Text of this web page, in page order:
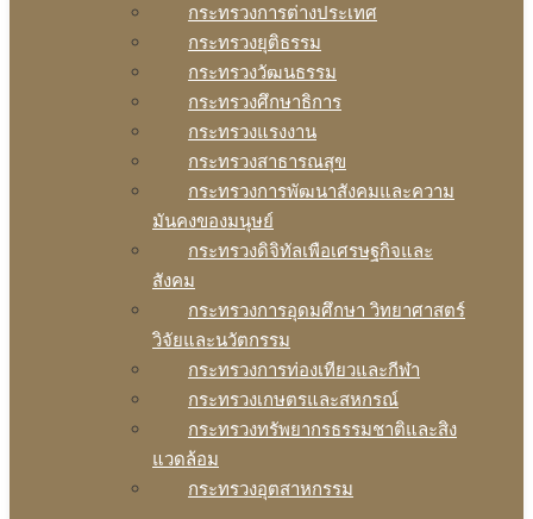
กระทรวงการต่างประเทศ
กระทรวงยุติธรรม
กระทรวงวัฒนธรรม
กระทรวงศึกษาธิการ
กระทรวงแรงงาน
กระทรวงสาธารณสุข
กระทรวงการพัฒนาสังคมและความ
มันคงของมนุษย์
กระทรวงดิจิทัลเพือเศรษฐกิจและ
สังคม
กระทรวงการอุดมศึกษา วิทยาศาสตร์
วิจัยและนวัตกรรม
กระทรวงการท่องเทียวและกีฬา
กระทรวงเกษตรและสหกรณ์
กระทรวงทรัพยากรธรรมชาติและสิง
แวดล้อม
กระทรวงอุตสาหกรรม